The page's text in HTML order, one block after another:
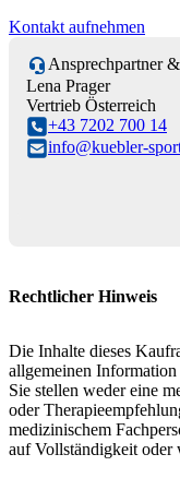
Kontakt aufnehmen
Ansprechpartner
Lena Prager
Vertrieb Österreich
+43 7202 700 14
info@kuebler-
Rechtlicher Hinweis
Die Inhalte dieses
allgemeinen
Sie stellen weder eine
oder
medizinischem
auf Vollständigkeit oder